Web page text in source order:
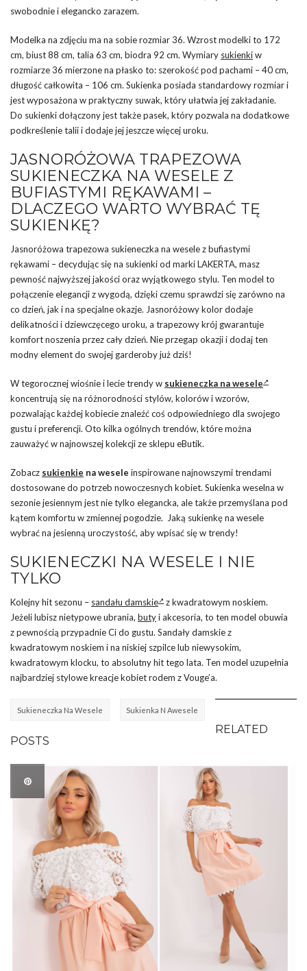
swobodnie i elegancko zarazem.
Modelka na zdjęciu ma na sobie rozmiar 36. Wzrost modelki to 172
cm, biust 88 cm, talia 63 cm, biodra 92 cm. Wymiary sukienkiw
rozmiarze 36 mierzone na płasko to: szerokość pod pachami – 40 cm,
długość całkowita – 106 cm. Sukienka posiada standardowy rozmiar i
jest wyposażona w praktyczny suwak, który ułatwia jej zakładanie.
Do sukienki dołączony jest także pasek, który pozwala na dodatkowe
podkreślenie talii i dodaje jej jeszcze więcej uroku.
JASNORÓŻOWA TRAPEZOWA
SUKIENECZKA NA WESELE Z
BUFIASTYMI RĘKAWAMI –
DLACZEGO WARTO WYBRAĆ TĘ
SUKIENKĘ?
Jasnoróżowa trapezowa sukieneczka na wesele z bufiastymi
rękawami – decydując się na sukienki od marki LAKERTA, masz
pewność najwyższej jakości oraz wyjątkowego stylu. Ten model to
połączenie elegancji z wygodą, dzięki czemu sprawdzi się zarówno na
co dzień, jak i na specjalne okazje. Jasnoróżowy kolor dodaje
delikatności i dziewczęcego uroku, a trapezowy krój gwarantuje
komfort noszenia przez cały dzień. Nie przegap okazji i dodaj ten
modny element do swojej garderoby już dziś!
W tegorocznej wiośnie i lecie trendy w sukieneczka na wesele
koncentrują się na różnorodności stylów, kolorów i wzorów,
pozwalając każdej kobiecie znaleźć coś odpowiedniego dla swojego
gustu i preferencji. Oto kilka ogólnych trendów, które można
zauważyć w najnowszej kolekcji ze sklepu eButik.
Zobacz sukienkie na wesele inspirowane najnowszymi trendami
dostosowane do potrzeb nowoczesnych kobiet. Sukienka weselna w
sezonie jesiennym jest nie tylko elegancka, ale także przemyślana pod
kątem komfortu w zmiennej pogodzie. Jaką sukienkę na wesele
wybrać na jesienną uroczystość, aby wpisać się w trendy!
SUKIENECZKI NA WESELE I NIE
TYLKO
Kolejny hit sezonu – sandału damskie
z kwadratowym noskiem.
Jeżeli lubisz nietypowe ubrania, butyi akcesoria, to ten model obuwia
z pewnością przypadnie Ci do gustu. Sandały damskie z
kwadratowym noskiem i na niskiej szpilce lub niewysokim,
kwadratowym klocku, to absolutny hit tego lata. Ten model uzupełnia
najbardziej stylowe kreacje kobiet rodem z Vouge’a.
Sukieneczka Na Wesele Sukienka N Awesele
RELATED
POSTS